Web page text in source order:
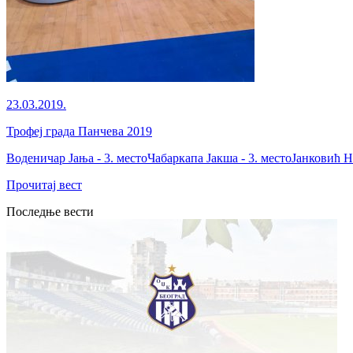
23.03.2019.
Трофеј града Панчева 2019
Воденичар Јања - 3. местоЧабаркапа Јакша - 3.
Прочитај вест
Последње вести